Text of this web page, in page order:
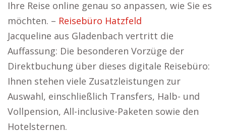
Ihre Reise online genau so anpassen, wie Sie es
möchten. – Reisebüro Hatzfeld
Jacqueline aus Gladenbach vertritt die
Auffassung: Die besonderen Vorzüge der
Direktbuchung über dieses digitale Reisebüro:
Ihnen stehen viele Zusatzleistungen zur
Auswahl, einschließlich Transfers, Halb- und
Vollpension, All-inclusive-Paketen sowie den
Hotelsternen.